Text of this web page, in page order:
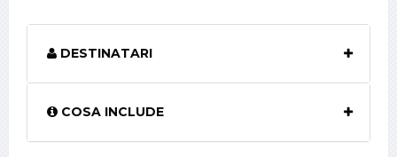
DESTINATARI
COSA INCLUDE